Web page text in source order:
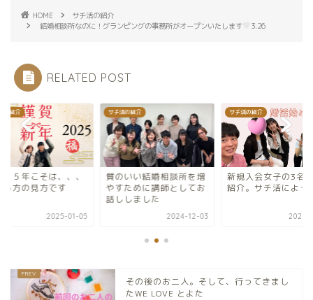
HOME
サチ活の紹介
結婚相談所なのに！グランピングの事務所がオープンいたします
3.26
RELATED POST
の紹介
５年こそは、、、
う方の見方です
2025-01-05
サチ活の紹介
質のいい結婚相談所を増
やすために講師としてお
話ししました
2024-12-03
サチ活の紹介
新規入会女子の3名
紹介。サチ活によう
2023-
その後のお二人。そして、行ってきまし
たWE LOVE とよた